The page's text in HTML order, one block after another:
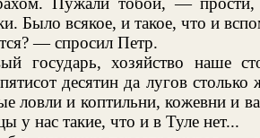
Было всякое, и такое, что и
— спросил Петр.
государь, хозяйство наше
десятин да лугов
ловли и коптильни, кожевни и
у нас такие, что и в Туле нет...